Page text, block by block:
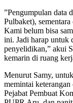
”Pengumpulan data
Pulbaket),
Kami belum bisa
ini. Jadi harap untuk
penyelidikan,” akui
kemarin di ruang
Menurut Samy,
memintai
Pejabat Pembuat